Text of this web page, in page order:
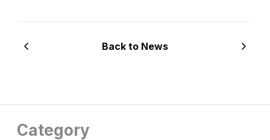
Back to News
Category